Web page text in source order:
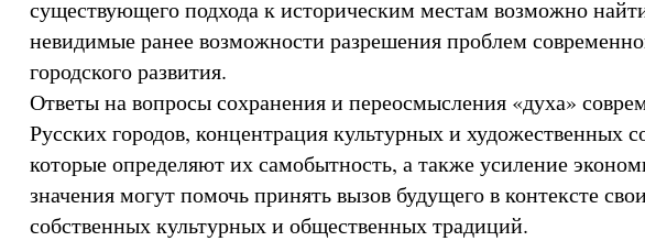
существующего подхода к историческим местам возможно
невидимые ранее возможности разрешения проблем
городского развития.
Ответы на вопросы сохранения и переосмысления «духа»
Русских городов, концентрация культурных и художественных
которые определяют их самобытность, а также усиление
значения могут помочь принять вызов будущего в контексте
собственных культурных и общественных традиций.